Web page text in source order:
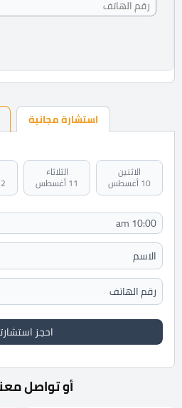
استشارة مجانية
الاثنين
10 أغسطس
الثلاثاء
11 أغسطس 12
احجز
أو تواصل